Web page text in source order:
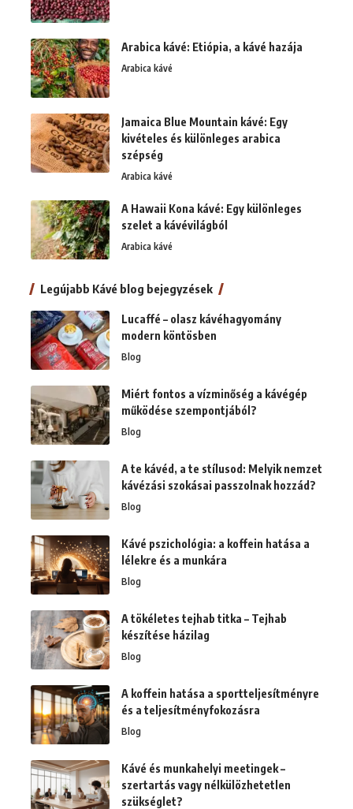
Arabica kávé: Etiópia, a kávé hazája
Arabica kávé
Jamaica Blue Mountain kávé: Egy
kivételes és különleges arabica
szépség
Arabica kávé
A Hawaii Kona kávé: Egy különleges
szelet a kávévilágból
Arabica kávé
Legújabb Kávé blog bejegyzések
Lucaffé – olasz kávéhagyomány
modern köntösben
Blog
Miért fontos a vízminőség a kávégép
működése szempontjából?
Blog
A te kávéd, a te stílusod: Melyik nemzet
kávézási szokásai passzolnak hozzád?
Blog
Kávé pszichológia: a koffein hatása a
lélekre és a munkára
Blog
A tökéletes tejhab titka – Tejhab
készítése házilag
Blog
A koffein hatása a sportteljesítményre
és a teljesítményfokozásra
Blog
Kávé és munkahelyi meetingek –
szertartás vagy nélkülözhetetlen
szükséglet?